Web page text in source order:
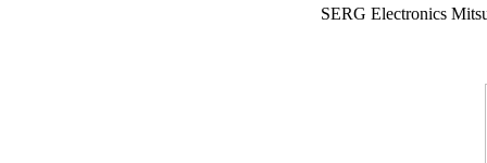
SERG Electronics